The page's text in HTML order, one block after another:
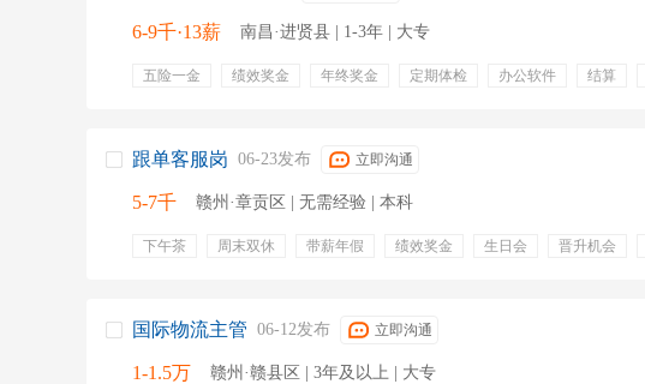
6-9千·13薪 南昌·进贤县 | 1-3年 | 大专
五险一金 绩效奖金 年终奖金 定期体检 办公软件 结算
跟单客服岗 06-23发布 立即沟通
5-7千 赣州·章贡区 | 无需经验 | 本科
下午茶 周末双休 带薪年假 绩效奖金 生日会 晋升机会
国际物流主管 06-12发布 立即沟通
1-1.5万 赣州·赣县区 | 3年及以上 | 大专